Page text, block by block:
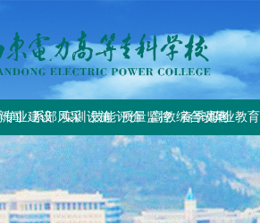
闻
校要闻
园公告
专业建设
专业设置
方案标准建设
教材课程建设
系部风采
电气工程系
电气自动化系
动力工程系
实训设施
总体简介
重点实训室
技能评价
工作信息
政策规定
评价计划
质量监控
工作动态
规章制度
高教综合改革
教育部与省教
改革工作推
春季高考
上级文件
通知公告
成绩查询
职业教